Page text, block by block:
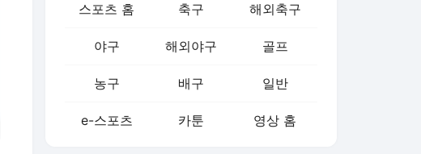
스포츠 홈 축구 해외축구
야구 해외야구 골프
농구 배구 일반
e-스포츠 카툰 영상 홈